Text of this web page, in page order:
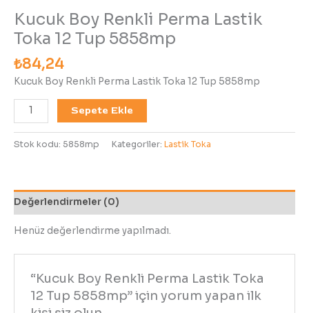
Kucuk Boy Renkli Perma Lastik
Toka 12 Tup 5858mp
₺84,24
Kucuk Boy Renkli Perma Lastik Toka 12 Tup 5858mp
Sepete Ekle
Stok kodu: 5858mp Kategoriler: Lastik Toka
Değerlendirmeler (0)
Henüz değerlendirme yapılmadı.
“Kucuk Boy Renkli Perma Lastik Toka
12 Tup 5858mp” için yorum yapan ilk